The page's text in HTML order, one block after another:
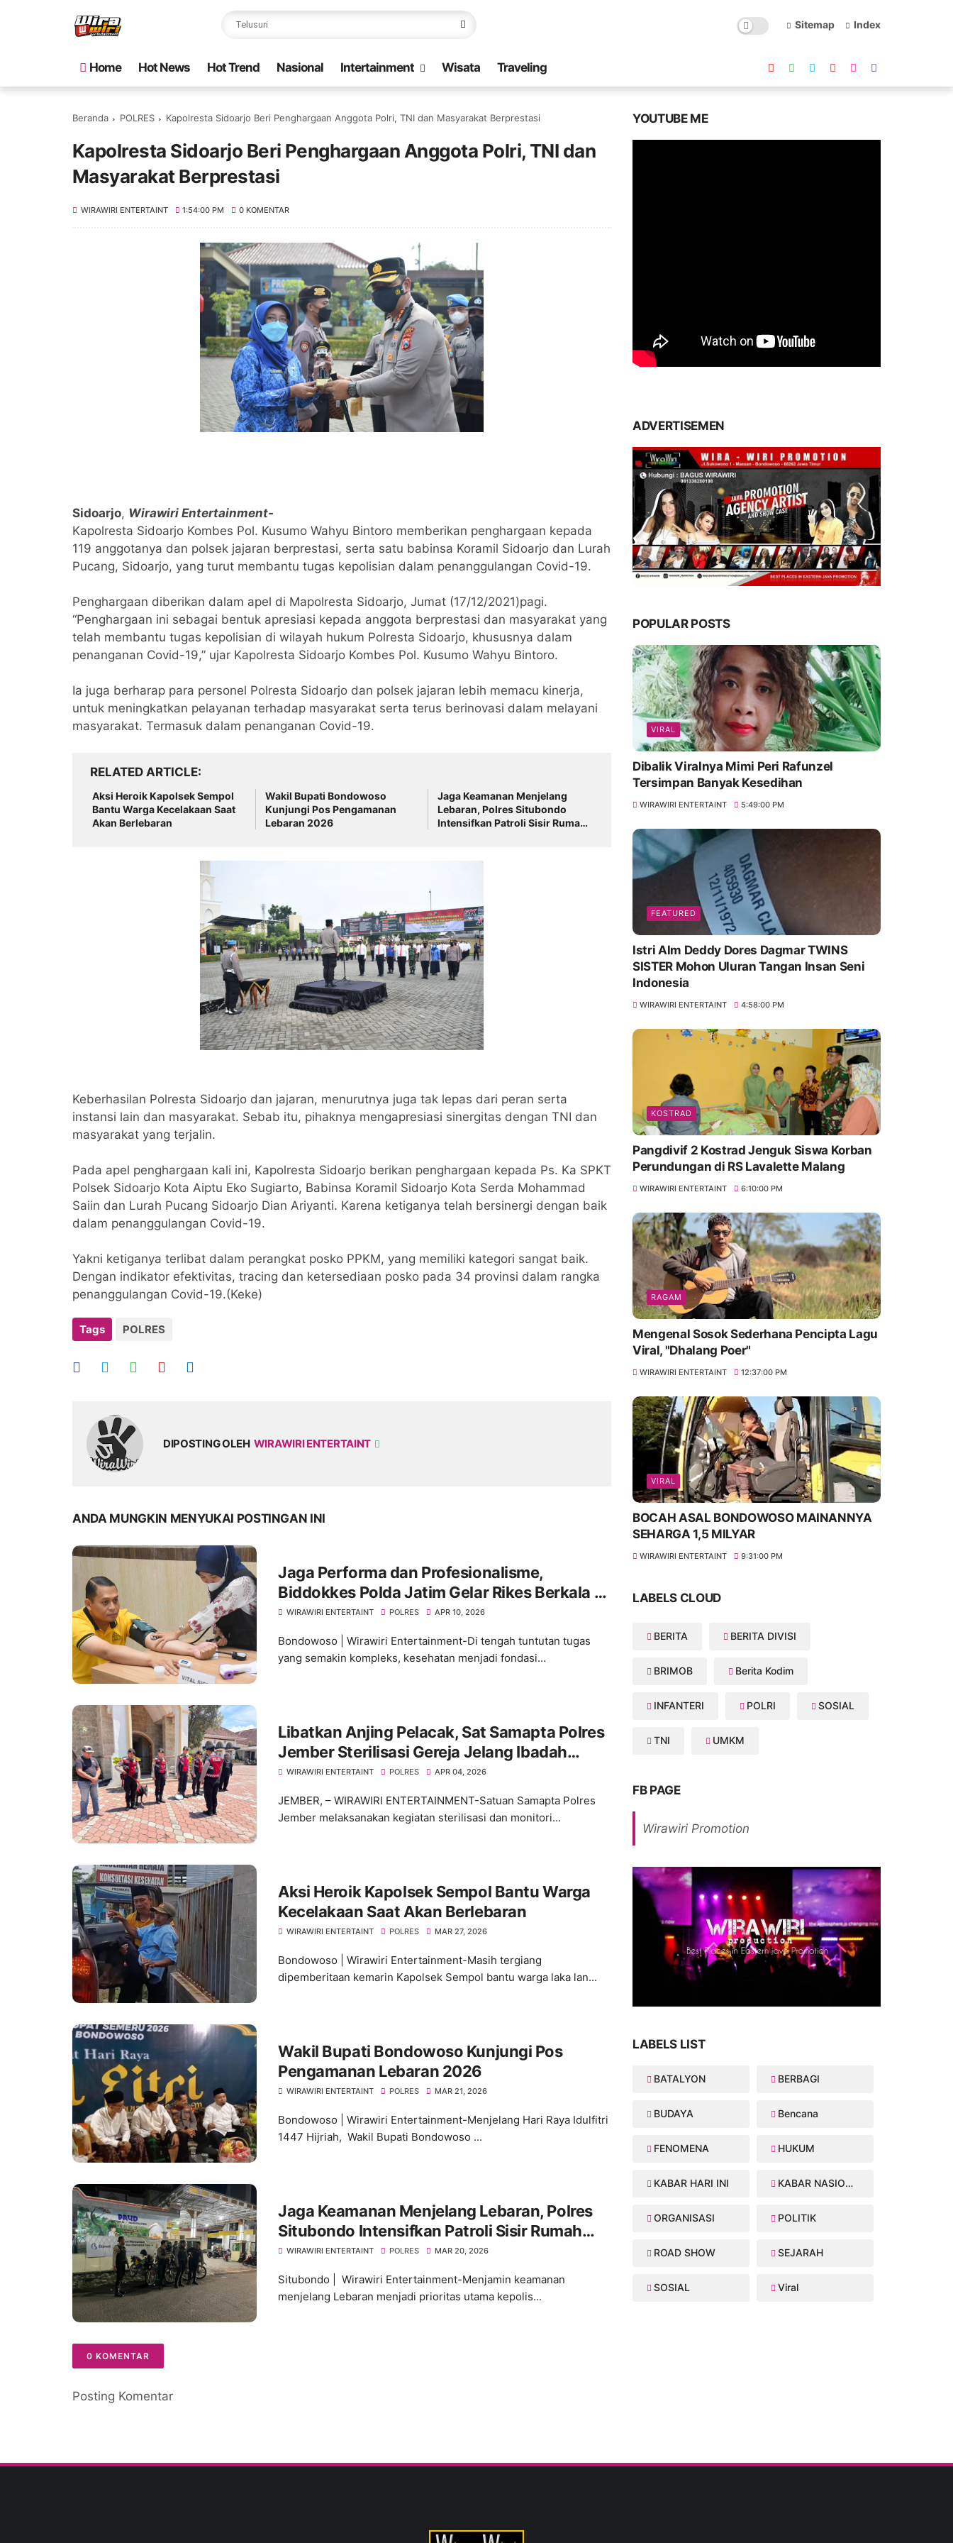
Sitemap Index
Home Hot News Hot Trend Nasional Intertainment Wisata Traveling
Beranda POLRES Kapolresta Sidoarjo Beri Penghargaan Anggota Polri, TNI dan Masyarakat Berprestasi
Kapolresta Sidoarjo Beri Penghargaan Anggota Polri, TNI dan
Masyarakat Berprestasi
WIRAWIRI ENTERTAINT 1:54:00 PM 0 KOMENTAR
Sidoarjo, Wirawiri Entertainment-
Kapolresta Sidoarjo Kombes Pol. Kusumo Wahyu Bintoro memberikan penghargaan kepada
119 anggotanya dan polsek jajaran berprestasi, serta satu babinsa Koramil Sidoarjo dan Lurah
Pucang, Sidoarjo, yang turut membantu tugas kepolisian dalam penanggulangan Covid-19.
Penghargaan diberikan dalam apel di Mapolresta Sidoarjo, Jumat (17/12/2021)pagi.
“Penghargaan ini sebagai bentuk apresiasi kepada anggota berprestasi dan masyarakat yang
telah membantu tugas kepolisian di wilayah hukum Polresta Sidoarjo, khususnya dalam
penanganan Covid-19,” ujar Kapolresta Sidoarjo Kombes Pol. Kusumo Wahyu Bintoro.
Ia juga berharap para personel Polresta Sidoarjo dan polsek jajaran lebih memacu kinerja,
untuk meningkatkan pelayanan terhadap masyarakat serta terus berinovasi dalam melayani
masyarakat. Termasuk dalam penanganan Covid-19.
RELATED ARTICLE
Aksi Heroik Kapolsek Sempol
Bantu Warga Kecelakaan Saat
Akan Berlebaran
Wakil Bupati Bondowoso
Kunjungi Pos Pengamanan
Lebaran 2026
Jaga Keamanan Menjelang
Lebaran, Polres Situbondo
Intensifkan Patroli Sisir Rumah
Keberhasilan Polresta Sidoarjo dan jajaran, menurutnya juga tak lepas dari peran serta
instansi lain dan masyarakat. Sebab itu, pihaknya mengapresiasi sinergitas dengan TNI dan
masyarakat yang terjalin.
Pada apel penghargaan kali ini, Kapolresta Sidoarjo berikan penghargaan kepada Ps. Ka SPKT
Polsek Sidoarjo Kota Aiptu Eko Sugiarto, Babinsa Koramil Sidoarjo Kota Serda Mohammad
Saiin dan Lurah Pucang Sidoarjo Dian Ariyanti. Karena ketiganya telah bersinergi dengan baik
dalam penanggulangan Covid-19.
Yakni ketiganya terlibat dalam perangkat posko PPKM, yang memiliki kategori sangat baik.
Dengan indikator efektivitas, tracing dan ketersediaan posko pada 34 provinsi dalam rangka
penanggulangan Covid-19.(Keke)
Tags POLRES
DIPOSTING OLEH WIRAWIRI ENTERTAINT
ANDA MUNGKIN MENYUKAI POSTINGAN INI
Jaga Performa dan Profesionalisme,
Biddokkes Polda Jatim Gelar Rikes Berkala di
Polres Bondowoso
WIRAWIRI ENTERTAINT POLRES APR 10, 2026
Bondowoso | Wirawiri Entertainment-Di tengah tuntutan tugas
yang semakin kompleks, kesehatan menjadi fondasi...
Libatkan Anjing Pelacak, Sat Samapta Polres
Jember Sterilisasi Gereja Jelang Ibadah
Paskah
WIRAWIRI ENTERTAINT POLRES APR 04, 2026
JEMBER, – WIRAWIRI ENTERTAINMENT-Satuan Samapta Polres
Jember melaksanakan kegiatan sterilisasi dan monitori...
Aksi Heroik Kapolsek Sempol Bantu Warga
Kecelakaan Saat Akan Berlebaran
WIRAWIRI ENTERTAINT POLRES MAR 27, 2026
Bondowoso | Wirawiri Entertainment-Masih tergiang
dipemberitaan kemarin Kapolsek Sempol bantu warga laka lan...
Wakil Bupati Bondowoso Kunjungi Pos
Pengamanan Lebaran 2026
WIRAWIRI ENTERTAINT POLRES MAR 21, 2026
Bondowoso | Wirawiri Entertainment-Menjelang Hari Raya Idulfitri
1447 Hijriah, Wakil Bupati Bondowoso ...
Jaga Keamanan Menjelang Lebaran, Polres
Situbondo Intensifkan Patroli Sisir Rumah
Kosong Ditinggal Mudik
WIRAWIRI ENTERTAINT POLRES MAR 20, 2026
Situbondo | Wirawiri Entertainment-Menjamin keamanan
menjelang Lebaran menjadi prioritas utama kepolis...
0 KOMENTAR
Posting Komentar
YOUTUBE ME
ADVERTISEMEN
POPULAR POSTS
VIRAL
Dibalik Viralnya Mimi Peri Rafunzel
Tersimpan Banyak Kesedihan
WIRAWIRI ENTERTAINT 5:49:00 PM
FEATURED
Istri Alm Deddy Dores Dagmar TWINS
SISTER Mohon Uluran Tangan Insan Seni
Indonesia
WIRAWIRI ENTERTAINT 4:58:00 PM
KOSTRAD
Pangdivif 2 Kostrad Jenguk Siswa Korban
Perundungan di RS Lavalette Malang
WIRAWIRI ENTERTAINT 6:10:00 PM
RAGAM
Mengenal Sosok Sederhana Pencipta Lagu
Viral, "Dhalang Poer"
WIRAWIRI ENTERTAINT 12:37:00 PM
VIRAL
BOCAH ASAL BONDOWOSO MAINANNYA
SEHARGA 1,5 MILYAR
WIRAWIRI ENTERTAINT 9:31:00 PM
LABELS CLOUD
BERITA BERITA DIVISI
BRIMOB Berita Kodim
INFANTERI POLRI SOSIAL
TNI UMKM
FB PAGE
Wirawiri Promotion
LABELS LIST
BATALYON BERBAGI
BUDAYA Bencana
FENOMENA HUKUM
KABAR HARI INI KABAR NASIONAL
ORGANISASI POLITIK
ROAD SHOW SEJARAH
SOSIAL Viral